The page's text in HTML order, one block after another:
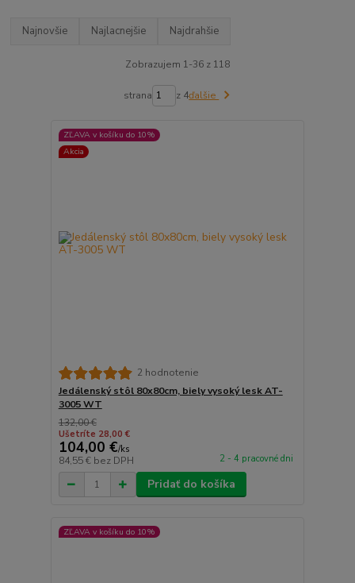
Najnovšie Najlacnejšie Najdrahšie
Zobrazujem 1-36 z 118
strana z 4ďalšie
ZĽAVA v košíku do 10%
Akcia
2 hodnotenie
Jedálenský stôl 80x80cm, biely vysoký lesk AT-
3005 WT
132,00 €
Ušetríte 28,00 €
104,00 €/ks
84,55 € bez DPH 2 - 4 pracovné dni
Pridať do košíka
ZĽAVA v košíku do 10%